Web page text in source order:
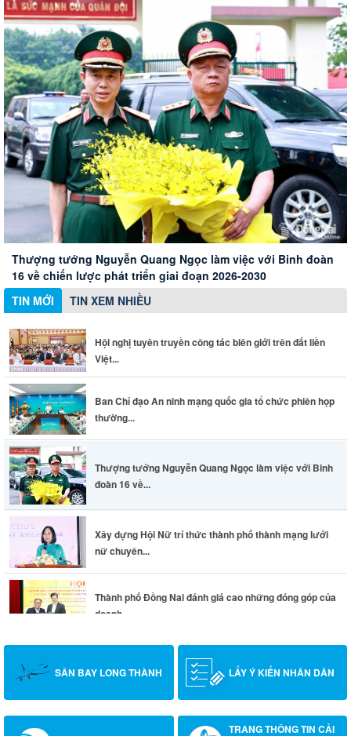
TIN MỚI TIN XEM NHIỀU
Hội nghị tuyên truyền công tác biên giới trên đất liền Việt
Nam - Campuchia
Ban Chỉ đạo An ninh mạng quốc gia tổ chức phiên họp
thường kỳ
Thượng tướng Nguyễn Quang Ngọc làm việc với Binh đoàn
16 về chiến lược phát triển giai đoạn 2026-2030
Xây dựng Hội Nữ trí thức thành phố thành mạng lưới nữ
chuyên gia chất lượng
Thành phố Đồng Nai đánh giá cao những đóng góp của
doanh nghiệp Đức
Hội nghị tuyên truyền công tác biên giới trên đất liền
Việt...
Ban Chỉ đạo An ninh mạng quốc gia tổ chức phiên họp
thường...
Thượng tướng Nguyễn Quang Ngọc làm việc với Binh
đoàn 16 về...
Xây dựng Hội Nữ trí thức thành phố thành mạng lưới
nữ chuyên...
Thành phố Đồng Nai đánh giá cao những đóng góp của
doanh...
SÂN BAY LONG THÀNH LẤY Ý KIẾN NHÂN DÂN
TRANG THÔNG TIN CẢI